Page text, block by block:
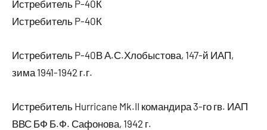
Истребитель P-40К
Истребитель P-40К
Истребитель P-40В А.С.Хлобыстова, 147-й ИАП,
зима 1941-1942 г.г.
Истребитель Hurricane Mk.II командира 3-го гв. ИАП
ВВС БФ Б.Ф. Сафонова, 1942 г.